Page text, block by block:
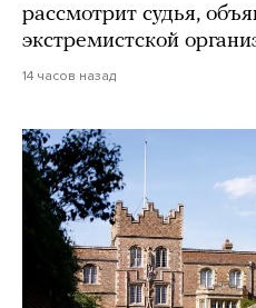
рассмотрит судья,
экстремистской
14 часов назад